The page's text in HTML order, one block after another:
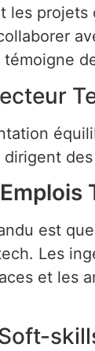
les
est
Les
et les